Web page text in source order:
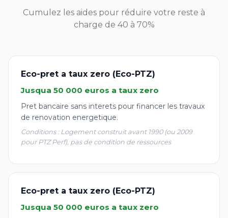
Cumulez les aides pour réduire votre reste à
charge de 40 à 70%
Eco-pret a taux zero (Eco-PTZ)
Jusqua 50 000 euros a taux zero
Pret bancaire sans interets pour financer les travaux
de renovation energetique.
Conditions : Logement construit avant 1990 (ou 2009
pour PTZ Perf), pas de condition de ressources
Eco-pret a taux zero (Eco-PTZ)
Jusqua 50 000 euros a taux zero